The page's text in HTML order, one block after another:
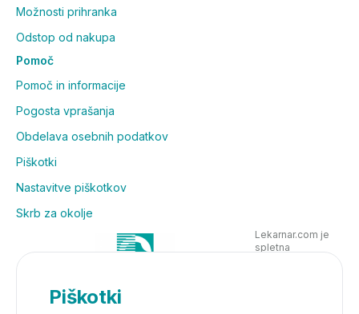
Možnosti prihranka
Odstop od nakupa
Pomoč
Pomoč in informacije
Pogosta vprašanja
Obdelava osebnih podatkov
Piškotki
Nastavitve piškotkov
Skrb za okolje
Lekarnar.com je
spletna
Piškotki